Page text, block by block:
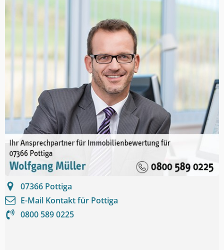
07366 Pottiga
E-Mail Kontakt für Pottiga
0800 589 0225